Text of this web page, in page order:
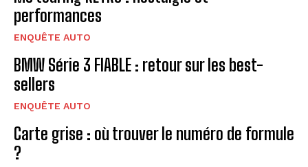
performances
ENQUÊTE AUTO
BMW Série 3 FIABLE : retour sur les best-
sellers
ENQUÊTE AUTO
Carte grise : où trouver le numéro de formule
?